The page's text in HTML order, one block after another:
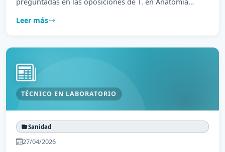
Leer más
TÉCNICO EN LABORATORIO
Sanidad
27/04/2026